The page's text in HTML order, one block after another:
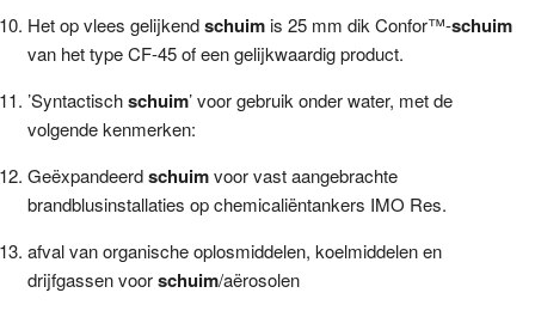
Het op vlees gelijkendschuimis 25 mm dik Confor™-schuim
van het type CF-45 of een gelijkwaardig product.
’Syntactischschuim’ voor gebruik onder water, met de
volgende kenmerken:
Geëxpandeerdschuimvoor vast aangebrachte
brandblusinstallaties op chemicaliëntankers IMO Res.
afval van organische oplosmiddelen, koelmiddelen en
drijfgassen voorschuim/aërosolen